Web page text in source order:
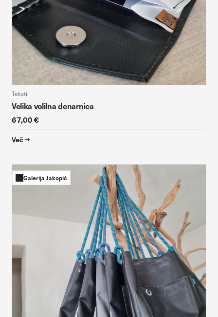
Tekstil
Velika volilna denarnica
67,00 €
Več
Galerija Jakopič